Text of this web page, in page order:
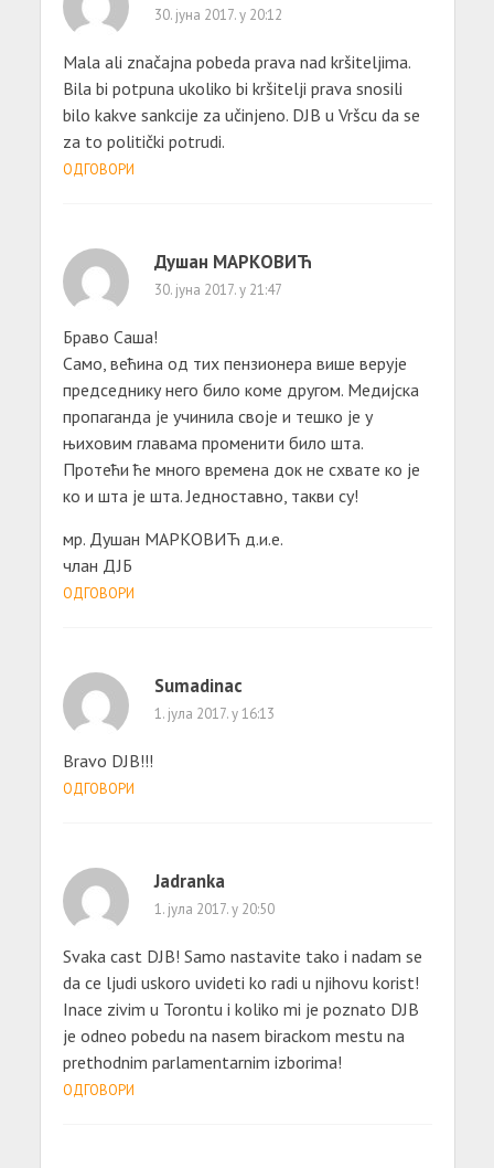
30. јуна 2017. у 20:12
Mala ali značajna pobeda prava nad kršiteljima.
Bila bi potpuna ukoliko bi kršitelji prava snosili
bilo kakve sankcije za učinjeno. DJB u Vršcu da se
za to politički potrudi.
ОДГОВОРИ
Душан МАРКОВИЋ
30. јуна 2017. у 21:47
Браво Саша!
Само, већина од тих пензионера више верује
председнику него било коме другом. Медијска
пропаганда је учинила своје и тешко је у
њиховим главама променити било шта.
Протећи ће много времена док не схвате ко је
ко и шта је шта. Једноставно, такви су!
мр. Душан МАРКОВИЋ д.и.е.
члан ДЈБ
ОДГОВОРИ
Sumadinac
1. јула 2017. у 16:13
Bravo DJB!!!
ОДГОВОРИ
Jadranka
1. јула 2017. у 20:50
Svaka cast DJB! Samo nastavite tako i nadam se
da ce ljudi uskoro uvideti ko radi u njihovu korist!
Inace zivim u Torontu i koliko mi je poznato DJB
je odneo pobedu na nasem birackom mestu na
prethodnim parlamentarnim izborima!
ОДГОВОРИ